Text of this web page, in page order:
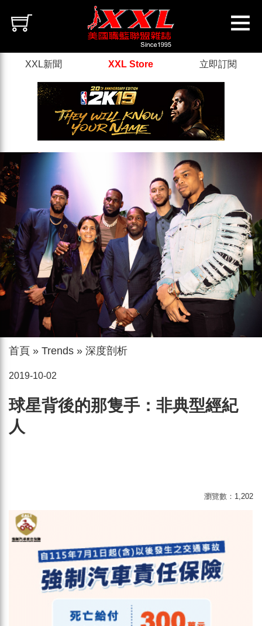
XXL新聞 XXL Store 立即訂閱
首頁 » Trends » 深度剖析
2019-10-02
球星背後的那隻手：非典型經紀
人
瀏覽數： 1,202